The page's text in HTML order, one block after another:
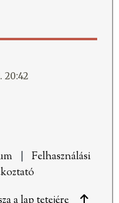
20:42
Felhasználási